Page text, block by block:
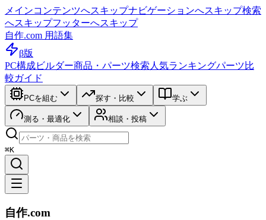
メインコンテンツへスキップナビゲーションへスキップ検索
へスキップフッターへスキップ
自作.com 用語集
β版
PC構成ビルダー商品・パーツ検索 人気ランキングパーツ比
較ガイド
PCを組む 探す・比較 学ぶ
測る・最適化 相談・投稿
⌘K
自作.com